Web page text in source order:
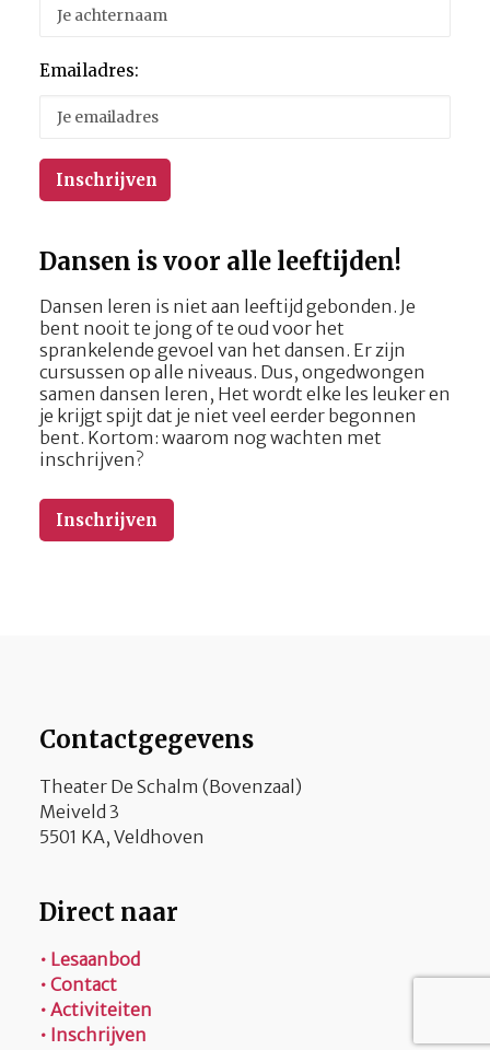
Emailadres:
Dansen is voor alle leeftijden!
Dansen leren is niet aan leeftijd gebonden. Je
bent nooit te jong of te oud voor het
sprankelende gevoel van het dansen. Er zijn
cursussen op alle niveaus. Dus, ongedwongen
samen dansen leren, Het wordt elke les leuker en
je krijgt spijt dat je niet veel eerder begonnen
bent. Kortom: waarom nog wachten met
inschrijven?
Inschrijven
Contactgegevens
Theater De Schalm (Bovenzaal)
Meiveld 3
5501 KA, Veldhoven
Direct naar
• Lesaanbod
• Contact
• Activiteiten
• Inschrijven